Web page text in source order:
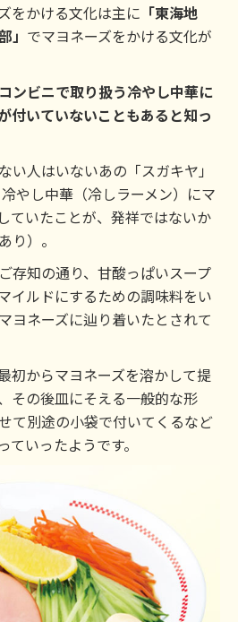
をかける文化は主に 「東海地
」 でマヨネーズをかける文化が
ンビニで取り扱う冷やし中華に
付いていないこともあると知っ
い人はいないあの「スガキヤ」
やし中華（冷しラーメン）にマ
ていたことが、発祥ではないか
り）。
存知の通り、甘酸っぱいスープ
イルドにするための調味料をい
ヨネーズに辿り着いたとされて
初からマヨネーズを溶かして提
その後皿にそえる一般的な形
て別途の小袋で付いてくるなど
いったようです。